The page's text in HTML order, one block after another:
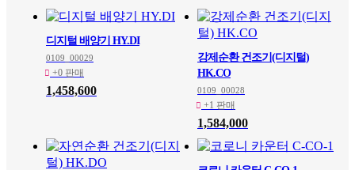
디지털 배양기 HY.DI
0109_00029
+0 판매
1,458,600
강제순환 건조기(디지털)
HK.CO
0109_00028
+1 판매
1,584,000